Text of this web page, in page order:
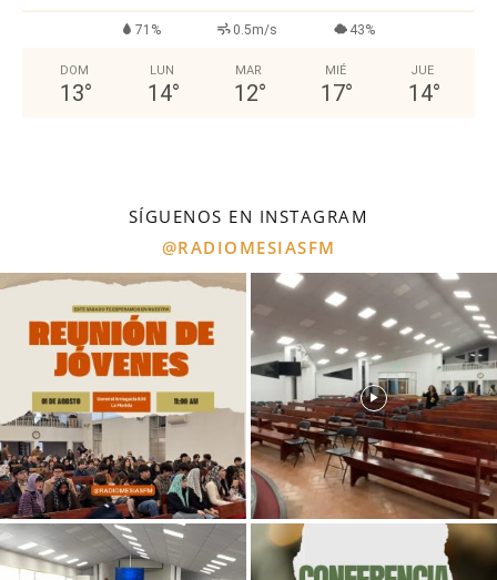
71% 0.5m/s 43%
DOM
13°
LUN
14°
MAR
12°
MIÉ
17°
JUE
14°
SÍGUENOS EN INSTAGRAM
@RADIOMESIASFM